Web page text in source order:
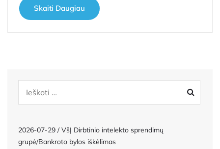
Skaiti Daugiau
2026-07-29 / VšĮ Dirbtinio intelekto sprendimų
grupė/Bankroto bylos iškėlimas